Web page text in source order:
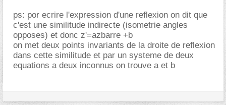
ps: por ecrire l'expression d'une reflexion on dit que
c'est une similitude indirecte (isometrie angles
opposes) et donc z'=azbarre +b
on met deux points invariants de la droite de reflexion
dans cette similitude et par un systeme de deux
equations a deux inconnus on trouve a et b